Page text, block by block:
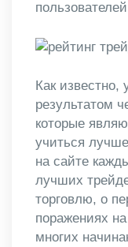
Как известно,
результатом
которые
учиться
на сайте
лучших
торговлю, о
поражениях
многих